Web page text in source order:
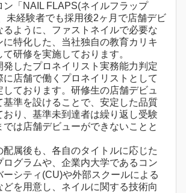
ン「NAIL FLAPS(ネイルフラップ
未経験者でも採用後2ヶ月で店舗デビ
るように、ファストネイルで必要な
に特化した、当社独自の教育カリキ
て研修を実施しております。
発したプロネイリスト実務能力判定
に店舗で働くプロネイリストとして
ております。研修生の店舗デビュ
基準を設けることで、安定した品質
おり、基準未到達者は繰り返し受験
では店舗デビューができないことと
配属後も、各自のタイトルに応じた
ログラムや、企業内大学であるコン
ーシティ(CU)や外部スクールによる
どを用意し、ネイルに関する技術向